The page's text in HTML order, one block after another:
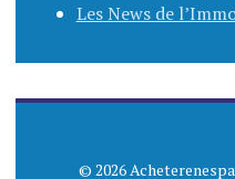
Les News de
© 2026